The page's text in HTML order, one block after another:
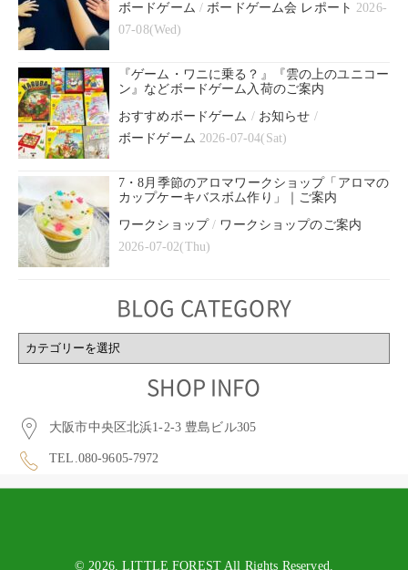
ボードゲーム /ボードゲーム会 レポート 2026-
07-08(Wed)
『ゲーム・ワニに乗る？』『雲の上のユニコー
ン』などボードゲーム入荷のご案内
おすすめボードゲーム / お知らせ /
ボードゲーム 2026-07-04(Sat)
7・8月季節のアロマワークショップ「アロマの
カップケーキバスボム作り」｜ご案内
ワークショップ/ ワークショップのご案内
2026-07-02(Thu)
BLOG CATEGORY
BLOG
CATEGORY
SHOP INFO
大阪市中央区北浜1-2-3 豊島ビル305
TEL.080-9605-7972
© 2026. LITTLE FOREST All Rights Reserved.